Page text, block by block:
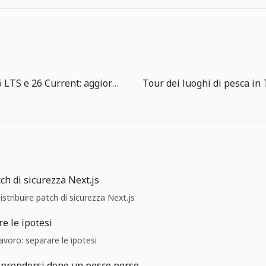
Node.js 24.16 LTS e 26 Current: aggiornare il runtime è lavoro da checklist
di sicurezza Next.js
patch di sicurezza Next.js
le ipotesi
separare le ipotesi